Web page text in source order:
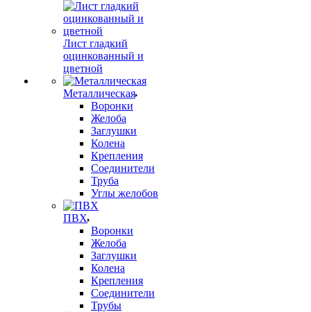
Лист гладкий
оцинкованный и
цветной
Металлическая
Воронки
Желоба
Заглушки
Колена
Крепления
Соединители
Труба
Углы желобов
ПВХ
Воронки
Желоба
Заглушки
Колена
Крепления
Соединители
Трубы